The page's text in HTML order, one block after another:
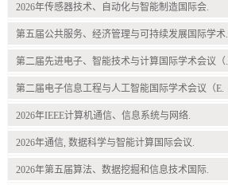
2026年传感器技术、自动化与智能制造国际会.
第五届公共服务、经济管理与可持续发展国际学术.
第二届先进电子、智能技术与计算国际学术会议（.
第二届电子信息工程与人工智能国际学术会议（E.
2026年IEEE计算机通信、信息系统与网络.
2026年通信, 数据科学与智能计算国际会议.
2026年第五届算法、数据挖掘和信息技术国际.